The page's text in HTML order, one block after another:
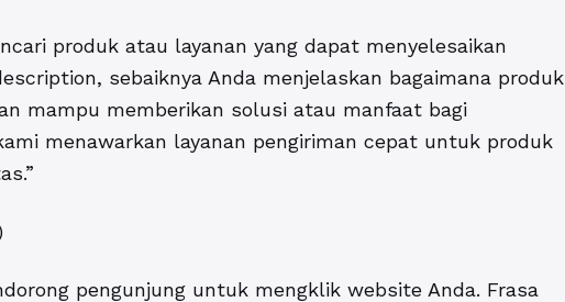
produk atau layanan yang dapat menyelesaikan
sebaiknya Anda menjelaskan bagaimana produk
mampu memberikan solusi atau manfaat bagi
menawarkan layanan pengiriman cepat untuk produk
pengunjung untuk mengklik website Anda. Frasa